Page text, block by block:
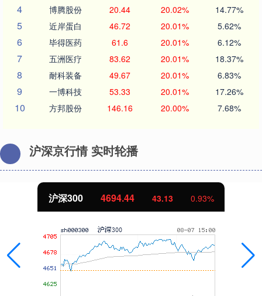
4 博腾股份 20.44 20.02% 14.77%
5 近岸蛋白 46.72 20.01% 5.62%
6 毕得医药 61.6 20.01% 6.12%
7 五洲医疗 83.62 20.01% 18.37%
8 耐科装备 49.67 20.01% 6.83%
9 一博科技 53.33 20.01% 17.26%
10 方邦股份 146.16 20.00% 7.68%
沪深京行情 实时轮播
北证50 1134.24